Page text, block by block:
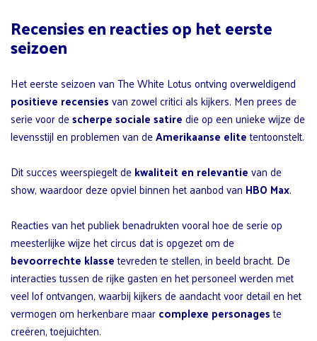
Recensies en reacties op het eerste
seizoen
Het eerste seizoen van The White Lotus ontving overweldigend
positieve recensiesvan zowel critici als kijkers. Men prees de
serie voor descherpe sociale satiredie op een unieke wijze de
levensstijl en problemen van deAmerikaanse elitetentoonstelt.
Dit succes weerspiegelt dekwaliteit en relevantievan de
show, waardoor deze opviel binnen het aanbod van HBO Max.
Reacties van het publiek benadrukten vooral hoe de serie op
meesterlijke wijze het circus dat is opgezet om de
bevoorrechte klassetevreden te stellen, in beeld bracht. De
interacties tussen de rijke gasten en het personeel werden met
veel lof ontvangen, waarbij kijkers de aandacht voor detail en het
vermogen om herkenbare maarcomplexe personageste
creëren, toejuichten.